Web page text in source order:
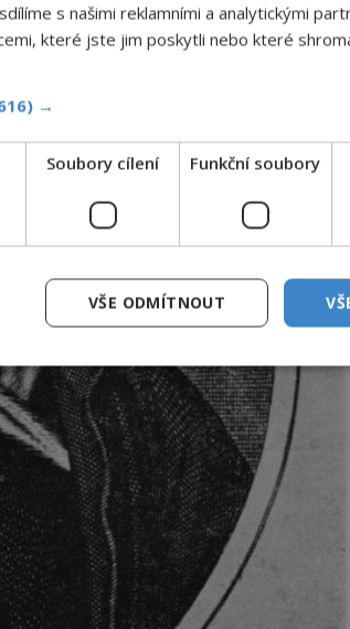
s našimi reklamními a analytickými
které jste jim poskytli nebo které
→
Soubory cílení Funkční soubory
VŠE ODMÍTNOUT